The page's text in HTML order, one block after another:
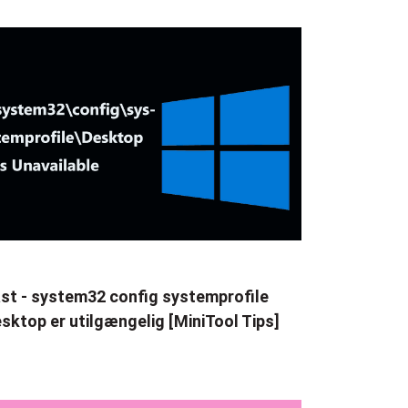
- system32 config systemprofile
er utilgængelig [MiniTool Tips]